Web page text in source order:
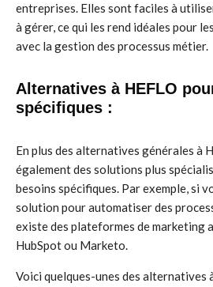
entreprises. Elles sont faciles à
à gérer, ce qui les rend idéales pour
avec la gestion des processus métier.
Alternatives à HEFLO
spécifiques :
En plus des alternatives générales à
également des solutions plus
besoins spécifiques. Par exemple, si
solution pour automatiser des
existe des plateformes de marketing
HubSpot ou Marketo.
Voici quelques-unes des alternatives